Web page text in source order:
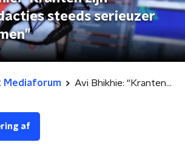
steeds serieuzer
Mediaforum Avi Bhikhie: “Kranten zijn videoredacties steeds serieuzer gaan nemen”
af